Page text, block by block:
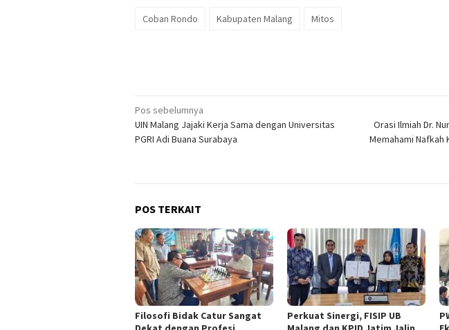
Coban Rondo Kabupaten Malang Mitos
Navigasi
pos
Pos sebelumnya
UIN Malang Jajaki Kerja Sama dengan Universitas
PGRI Adi Buana Surabaya
Orasi Ilmiah Dr.
Memahami Nafkah
POS TERKAIT
Filosofi Bidak Catur Sangat
Perkuat Sinergi, FISIP UB